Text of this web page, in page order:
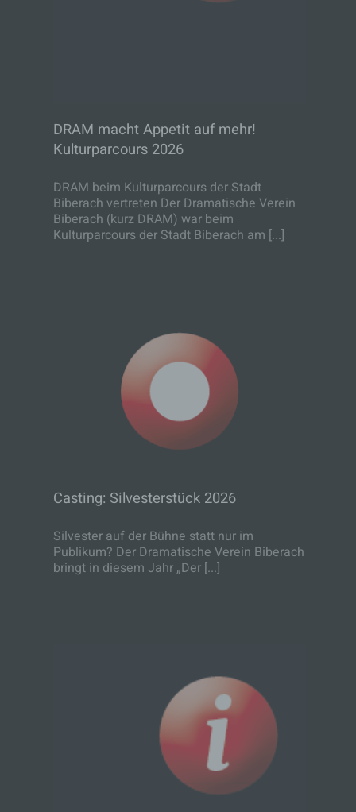
DRAM macht Appetit auf mehr!
Kulturparcours 2026
DRAM beim Kulturparcours der Stadt
Biberach vertreten Der Dramatische Verein
Biberach (kurz DRAM) war beim
Kulturparcours der Stadt Biberach am [...]
Casting: Silvesterstück 2026
Casting: Silvesterstück 2026
Silvester auf der Bühne statt nur im
Publikum? Der Dramatische Verein Biberach
bringt in diesem Jahr „Der [...]
DRAM macht Appetit auf mehr!
Kulturparcoures 2025